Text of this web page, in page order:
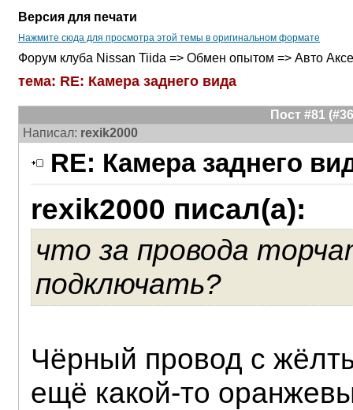
Версия для печати
Нажмите сюда для просмотра этой темы в оригинальном формате
Форум клуба Nissan Tiida => Обмен опытом => Авто
тема: RE: Камера заднего вида
Пост #81
Написал: rexik2000
RE: Камера заднего
rexik2000 писал(а):
что за провода
подключать?
Чёрный провод с
ещё какой-то